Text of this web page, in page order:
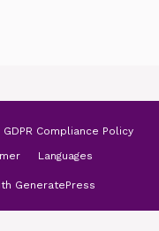
GDPR Compliance Policy
Languages
GeneratePress